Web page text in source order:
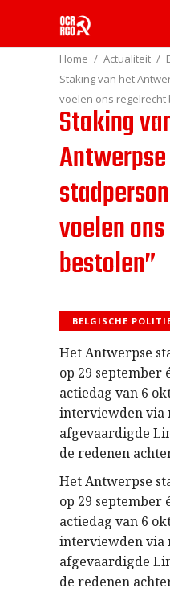
Home Actualiteit
Staking van het
voelen ons regelrecht
Staking
Antwerpse
voelen
bestolen”
BELGISCHE
Het Antwerpse
op 29 september
actiedag van 6
interviewden via
afgevaardigde
de redenen
Het Antwerpse
op 29 september
actiedag van 6
interviewden via
afgevaardigde
de redenen